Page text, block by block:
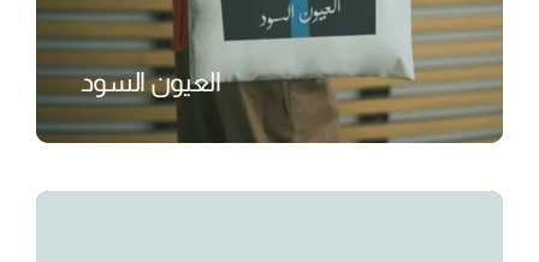
العيون السود
₺